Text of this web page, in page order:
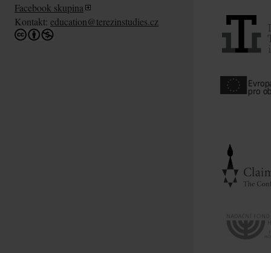
Facebook skupina
Kontakt: education@terezinstudies.cz